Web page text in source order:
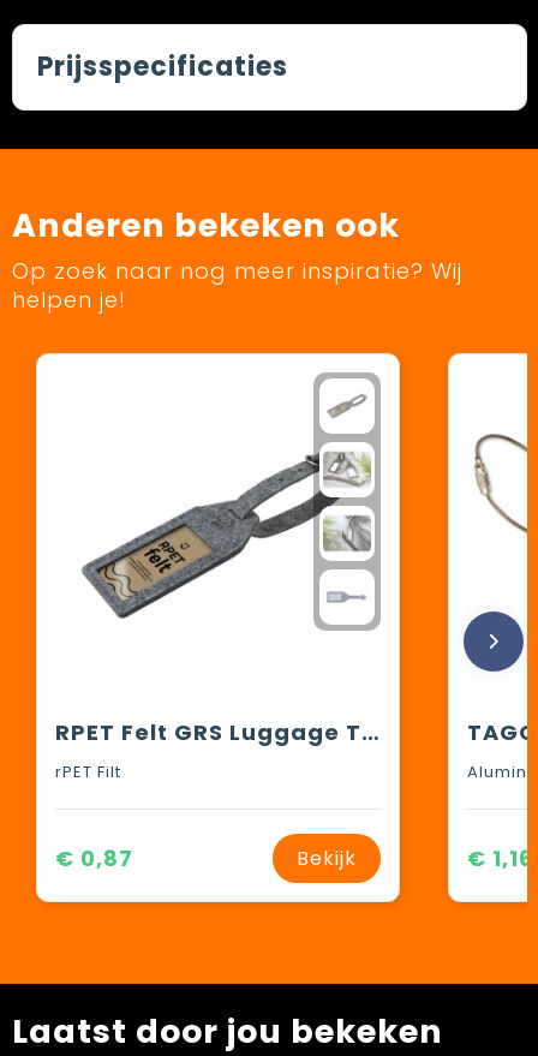
Prijsspecificaties
Anderen bekeken ook
Op zoek naar nog meer inspiratie? Wij
helpen je!
RPET Felt GRS Luggage Tag bagagelabel
rPET Filt
€ 0,87 Bekijk € 1,16
Laatst door jou bekeken